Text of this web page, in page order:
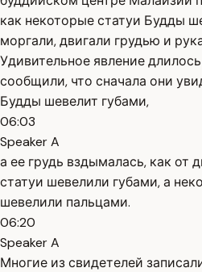
как некоторые статуи Будды
моргали, двигали грудью и
Удивительное явление
сообщили, что сначала они
Будды шевелит губами,
06:03
Speaker A
а ее грудь вздымалась, как от
статуи шевелили губами, а
шевелили пальцами.
06:20
Speaker A
Многие из свидетелей